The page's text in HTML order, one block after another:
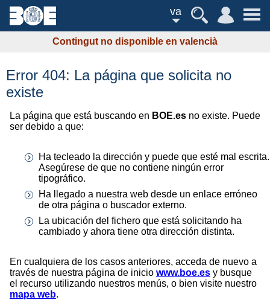
va
Contingut no disponible en valencià
Error 404: La página que solicita no
existe
La página que está buscando en BOE.es no existe. Puede
ser debido a que:
Ha tecleado la dirección y puede que esté mal escrita.
Asegúrese de que no contiene ningún error
tipográfico.
Ha llegado a nuestra web desde un enlace erróneo
de otra página o buscador externo.
La ubicación del fichero que está solicitando ha
cambiado y ahora tiene otra dirección distinta.
En cualquiera de los casos anteriores, acceda de nuevo a
través de nuestra página de inicio www.boe.es y busque
el recurso utilizando nuestros menús, o bien visite nuestro
mapa web.